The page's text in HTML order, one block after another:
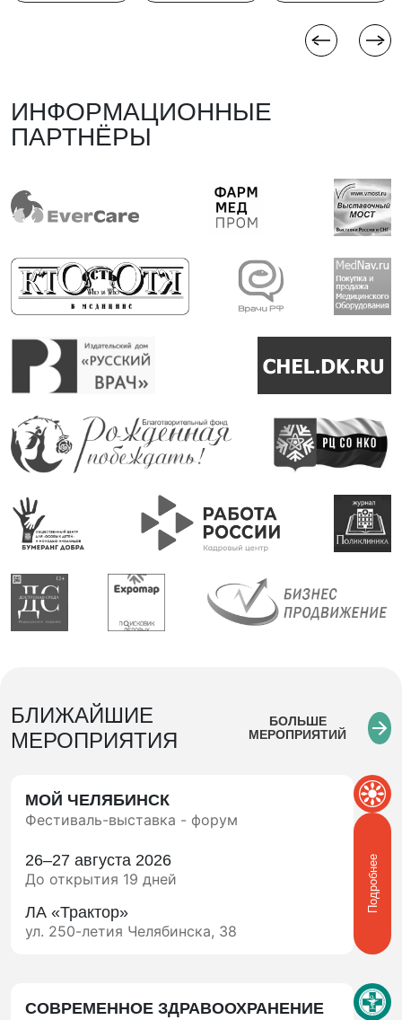
ИНФОРМАЦИОННЫЕ
ПАРТНЁРЫ
БЛИЖАЙШИЕ
МЕРОПРИЯТИЯ
БОЛЬШЕ
МЕРОПРИЯТИЙ
МОЙ ЧЕЛЯБИНСК
Фестиваль-выставка - форум
26–27 августа 2026
До открытия 19 дней
ЛА «Трактор»
ул. 250-летия Челябинска, 38
Подробнее
СОВРЕМЕННОЕ ЗДРАВООХРАНЕНИЕ